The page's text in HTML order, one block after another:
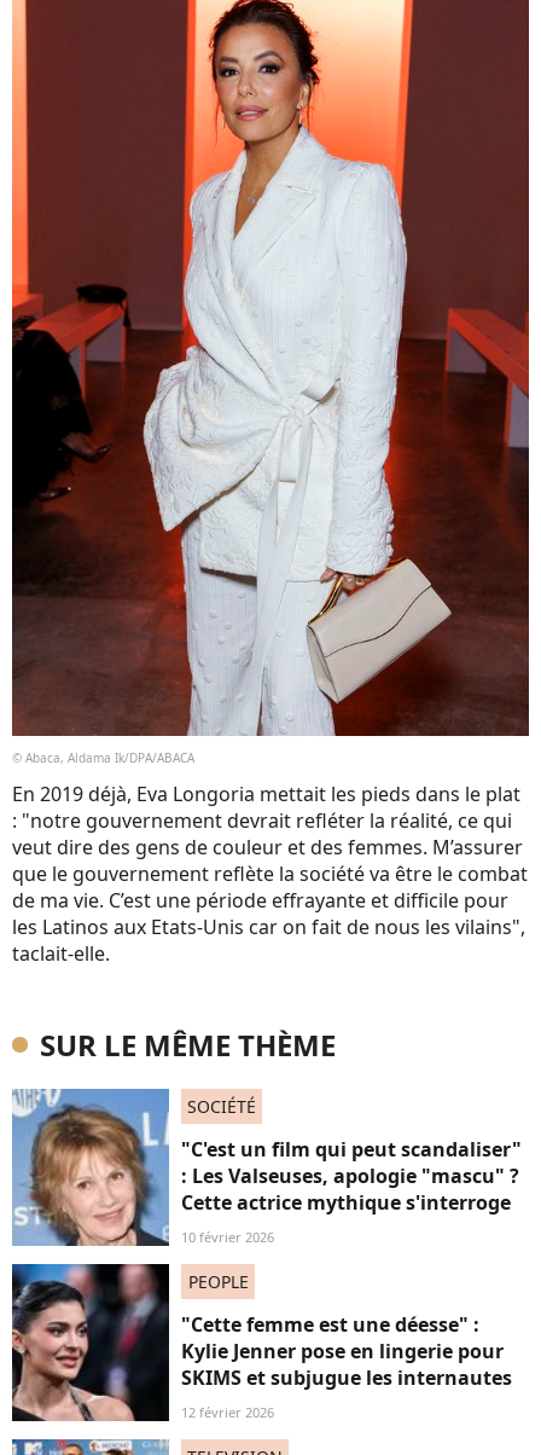
© Abaca, Aldama Ik/DPA/ABACA
En 2019 déjà, Eva Longoria mettait les pieds dans le plat
: "notre gouvernement devrait refléter la réalité, ce qui
veut dire des gens de couleur et des femmes. M’assurer
que le gouvernement reflète la société va être le combat
de ma vie. C’est une période effrayante et difficile pour
les Latinos aux Etats-Unis car on fait de nous les vilains",
taclait-elle.
SUR LE MÊME THÈME
SOCIÉTÉ
"C'est un film qui peut scandaliser"
: Les Valseuses, apologie "mascu" ?
Cette actrice mythique s'interroge
10 février 2026
PEOPLE
"Cette femme est une déesse" :
Kylie Jenner pose en lingerie pour
SKIMS et subjugue les internautes
12 février 2026